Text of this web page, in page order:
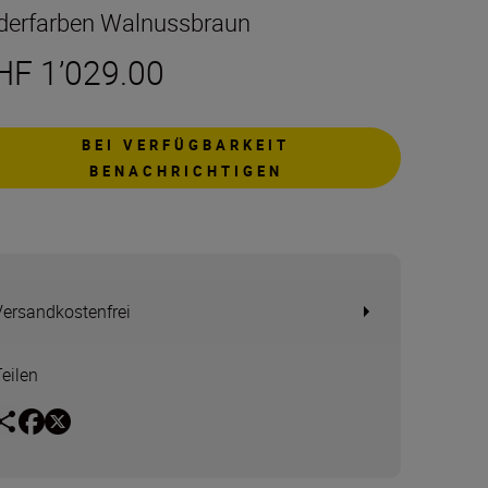
Walnussbraun
1’029.00
BEI VERFÜGBARKEIT
BENACHRICHTIGEN